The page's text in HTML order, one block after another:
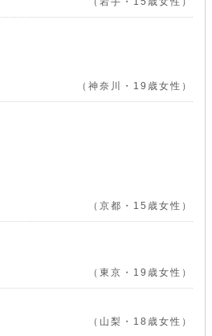
（神奈川・19歳女性）
（京都・15歳女性）
（東京・19歳女性）
（山梨・18歳女性）